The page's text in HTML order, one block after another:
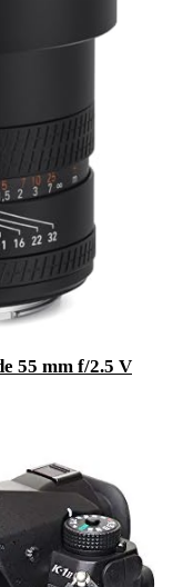
55 mm f/2.5 V